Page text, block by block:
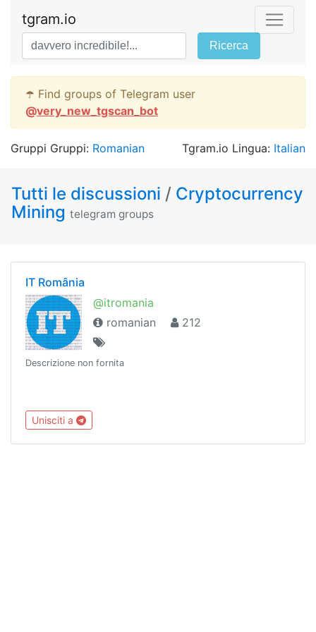
tgram.io
Ricerca
☂️ Find groups of Telegram user
@very_new_tgscan_bot
Gruppi Gruppi: Romanian Tgram.io Lingua: Italian
Tutti le discussioni / Cryptocurrency
Mining telegram groups
IT România
@itromania
romanian
212
Descrizione non fornita
Unisciti a